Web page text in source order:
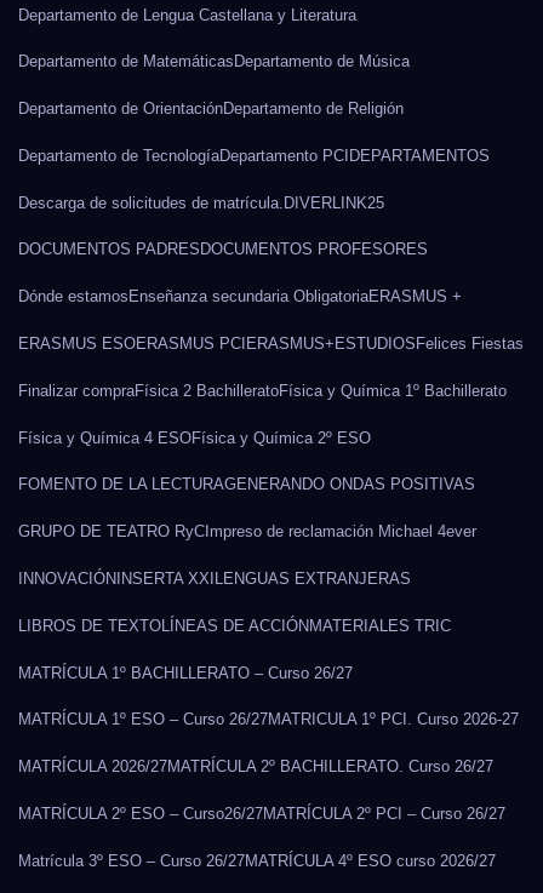
Departamento de Lengua Castellana y Literatura
Departamento de Matemáticas Departamento de Música
Departamento de OrientaciónDepartamento de Religión
Departamento de TecnologíaDepartamento PCI DEPARTAMENTOS
Descarga de solicitudes de matrícula. DIVERLINK25
DOCUMENTOS PADRES DOCUMENTOS PROFESORES
Dónde estamos Enseñanza secundaria ObligatoriaERASMUS +
ERASMUS ESOERASMUS PCI ERASMUS+ ESTUDIOS Felices Fiestas
Finalizar compraFísica 2 BachilleratoFísica y Química 1º Bachillerato
Física y Química 4 ESOFísica y Química 2º ESO
FOMENTO DE LA LECTURAGENERANDO ONDAS POSITIVAS
GRUPO DE TEATRO RyC Impreso de reclamación Michael 4ever
INNOVACIÓN INSERTA XXI LENGUAS EXTRANJERAS
LIBROS DE TEXTOLÍNEAS DE ACCIÓNMATERIALES TRIC
MATRÍCULA 1º BACHILLERATO – Curso 26/27
MATRÍCULA 1º ESO – Curso 26/27MATRICULA 1º PCI. Curso 2026-27
MATRÍCULA 2026/27MATRÍCULA 2º BACHILLERATO. Curso 26/27
MATRÍCULA 2º ESO – Curso26/27MATRÍCULA 2º PCI – Curso 26/27
Matrícula 3º ESO – Curso 26/27MATRÍCULA 4º ESO curso 2026/27